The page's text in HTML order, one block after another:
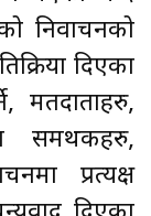
निर्वाचनको
दिएका
मतदाताहरु,
समर्थकहरु,
प्रत्यक्ष